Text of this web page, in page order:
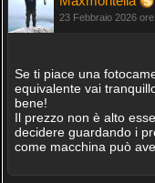
23 Febbraio 2026
Se ti piace una
equivalente vai
bene!
Il prezzo non è alto
decidere guardando i
come macchina può